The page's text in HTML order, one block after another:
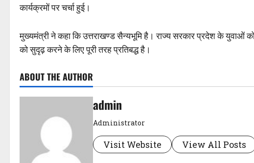
कार्यक्रमों पर चर्चा हुई।
मुख्यमंत्री ने कहा कि उत्तराखण्ड सैन्यभूमि है। राज्य सरकार प्रदेश के युवाओं
को सुदृढ़ करने के लिए पूरी तरह प्रतिबद्ध है।
ABOUT THE AUTHOR
admin
Administrator
Visit Website View All Posts